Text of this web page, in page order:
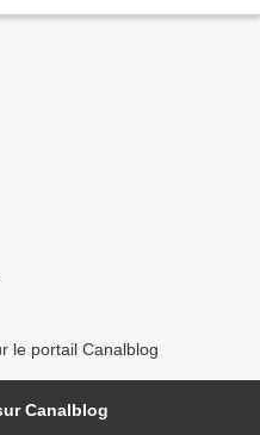
le portail Canalblog
Canalblog